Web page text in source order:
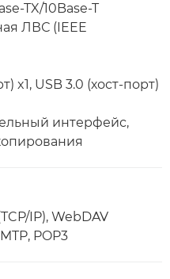
TX/10Base-T
ЛВС (IEEE
x1, USB 3.0 (хост-порт)
интерфейс,
IP), WebDAV
POP3